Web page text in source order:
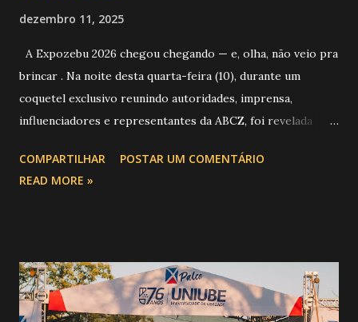
dezembro 11, 2025
A Expozebu 2026 chegou chegando — e, olha, não veio pra
brincar . Na noite desta quarta-feira (10), durante um
coquetel exclusivo reunindo autoridades, imprensa,
influenciadores e representantes da ABCZ, foi revelada
festa : a chegada do Campeonato de Montarias em Touros
do Circuito Rancho Primavera (CRP) , a maior companhia de
impacto é tão grande que o evento até mudou de nome:
agora é Expozebu Rodeo Shows . E não para por aí. Foto:
COMPARTILHAR
POSTAR UM COMENTÁRIO
READ MORE »